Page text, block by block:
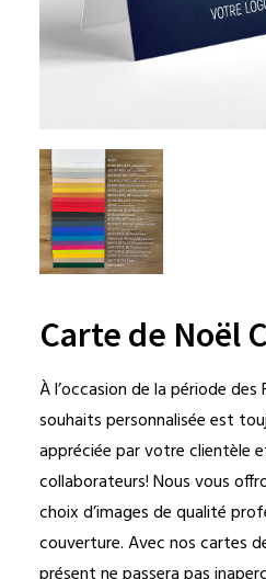
Carte de Noël
À l’occasion de la période
souhaits personnalisée est
appréciée par votre clientèle
collaborateurs! Nous vous
choix d’images de qualité
couverture. Avec nos cartes